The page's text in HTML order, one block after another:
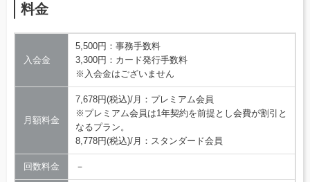
料金
入会金
5,500円：事務手数料
3,300円：カード発行手数料
※入会金はございません
月額料金
7,678円(税込)/月：プレミアム会員
※プレミアム会員は1年契約を前提とし会費が割引と
なるプラン。
8,778円(税込)/月：スタンダード会員
回数料金 －